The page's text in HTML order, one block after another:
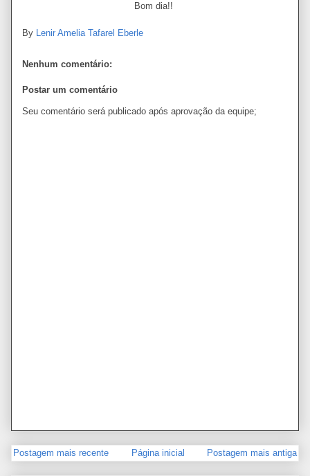
Bom dia!!
By Lenir Amelia Tafarel Eberle
Nenhum comentário:
Postar um comentário
Seu comentário será publicado após aprovação da equipe;
Postagem mais recente Postagem mais antiga
Página inicial